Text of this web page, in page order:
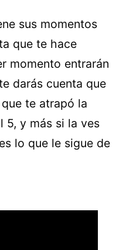
sus momentos
que te hace
momento entrarán
darás cuenta que
te atrapó la
5, y más si la ves
lo que le sigue de